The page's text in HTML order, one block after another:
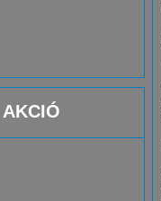
AKCIÓ